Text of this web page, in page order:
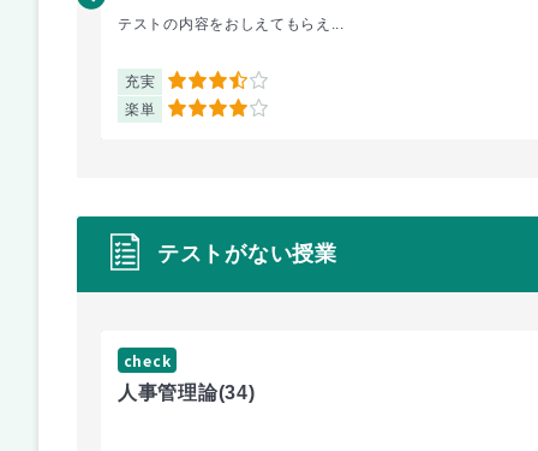
テストの内容をおしえてもらえ...
充実 3.5
楽単 4
テストがない授業
check
人事管理論(34)